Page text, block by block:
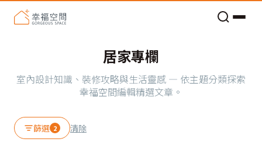
居家專欄
室內設計知識、裝修攻略與生活靈感 — 依主題分類探索
幸福空間編輯精選文章。
篩選 2 清除